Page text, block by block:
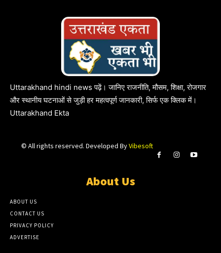
Uttarakhand hindi news पढ़ें। जानिए राजनीति, मौसम, शिक्षा, रोजगार
और स्थानीय घटनाओं से जुड़ी हर महत्वपूर्ण जानकारी, सिर्फ एक क्लिक में।
Uttarakhand Ekta
© All rights reserved. Developed ByVibesoft
About Us
ABOUT US
CONTACT US
PRIVACY POLICY
ADVERTISE